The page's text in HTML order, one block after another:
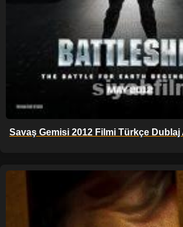
Savaş Gemisi 2012 Filmi Türkçe Dublaj